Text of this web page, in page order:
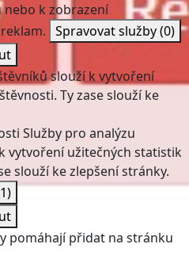
k zobrazení
Spravovat služby(0)
slouží k vytvoření
Ty zase slouží ke
Služby pro analýzu
vytvoření užitečných statistik
slouží ke zlepšení stránky.
pomáhají přidat na stránku